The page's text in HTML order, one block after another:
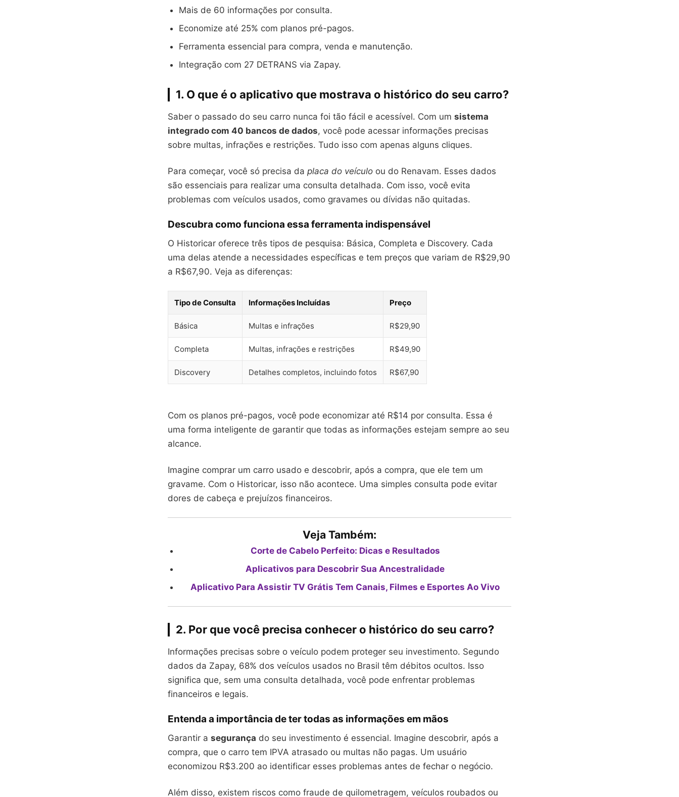
Mais de 60 informações por consulta.
Economize até 25% com planos pré-pagos.
Ferramenta essencial para compra, venda e manutenção.
Integração com 27 DETRANS via Zapay.
1. O que é o aplicativo que mostrava o histórico do seu carro?
Saber o passado do seu carro nunca foi tão fácil e acessível. Com um sistema
integrado com 40 bancos de dados, você pode acessar informações precisas
sobre multas, infrações e restrições. Tudo isso com apenas alguns cliques.
Para começar, você só precisa da placa do veículo ou do Renavam. Esses dados
são essenciais para realizar uma consulta detalhada. Com isso, você evita
problemas com veículos usados, como gravames ou dívidas não quitadas.
Descubra como funciona essa ferramenta indispensável
O Historicar oferece três tipos de pesquisa: Básica, Completa e Discovery. Cada
uma delas atende a necessidades específicas e tem preços que variam de R$29,90
a R$67,90. Veja as diferenças:
Tipo de Consulta Informações Incluídas Preço
Básica Multas e infrações R$29,90
Completa Multas, infrações e restrições R$49,90
Discovery Detalhes completos, incluindo fotos R$67,90
Com os planos pré-pagos, você pode economizar até R$14 por consulta. Essa é
uma forma inteligente de garantir que todas as informações estejam sempre ao seu
alcance.
Imagine comprar um carro usado e descobrir, após a compra, que ele tem um
gravame. Com o Historicar, isso não acontece. Uma simples consulta pode evitar
dores de cabeça e prejuízos financeiros.
Veja Também:
Corte de Cabelo Perfeito: Dicas e Resultados
Aplicativos para Descobrir Sua Ancestralidade
Aplicativo Para Assistir TV Grátis Tem Canais, Filmes e Esportes Ao Vivo
2. Por que você precisa conhecer o histórico do seu carro?
Informações precisas sobre o veículo podem proteger seu investimento. Segundo
dados da Zapay, 68% dos veículos usados no Brasil têm débitos ocultos. Isso
significa que, sem uma consulta detalhada, você pode enfrentar problemas
financeiros e legais.
Entenda a importância de ter todas as informações em mãos
Garantir a segurança do seu investimento é essencial. Imagine descobrir, após a
compra, que o carro tem IPVA atrasado ou multas não pagas. Um usuário
economizou R$3.200 ao identificar esses problemas antes de fechar o negócio.
Além disso, existem riscos como fraude de quilometragem, veículos roubados ou